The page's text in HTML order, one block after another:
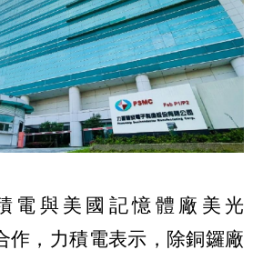
電與美國記憶體廠美光
作，力積電表示，除銅鑼廠